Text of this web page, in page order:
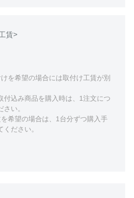
賃>
を希望の場合には取付け工賃が別
付込み商品を購入時は、1注文につ
い。
希望の場合は、1台分ずつ購入手
ださい。